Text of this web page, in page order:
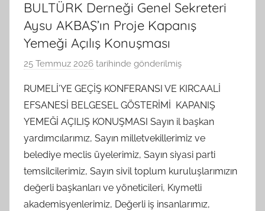
BULTÜRK Derneği Genel Sekreteri
Aysu AKBAŞ’ın Proje Kapanış
Yemeği Açılış Konuşması
25 Temmuz 2026 tarihinde gönderilmiş
S
A
M
t
a
r
a
f
RUMELİ’YE GEÇİŞ KONFERANSI VE KIRCAALİ
EFSANESİ BELGESEL GÖSTERİMİ KAPANIŞ
YEMEĞİ AÇILIŞ KONUŞMASI Sayın il başkan
yardımcılarımız, Sayın milletvekillerimiz ve
belediye meclis üyelerimiz, Sayın siyasi parti
temsilcilerimiz, Sayın sivil toplum kuruluşlarımızın
değerli başkanları ve yöneticileri, Kıymetli
akademisyenlerimiz, Değerli iş insanlarımız,